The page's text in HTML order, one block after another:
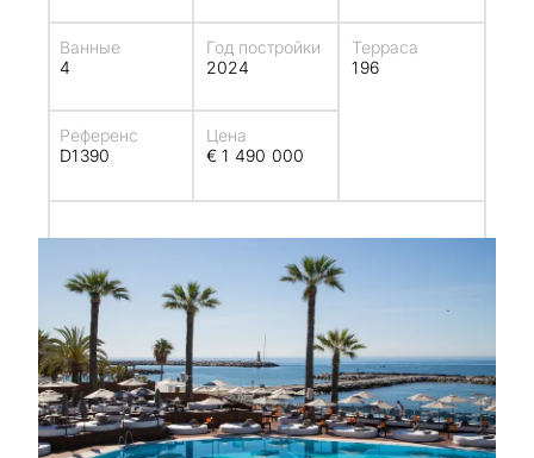
Ванные
4
Год постройки
2024
Терраса
196
Референс
D1390
Цена
€ 1 490 000